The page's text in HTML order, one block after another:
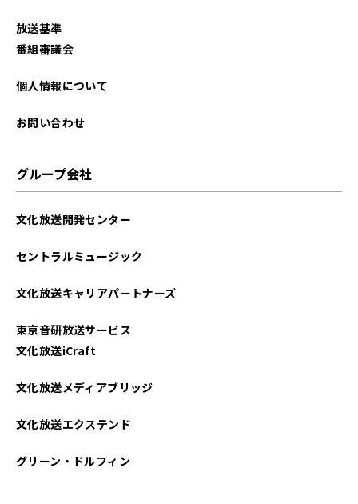
2023年11月
2023年08月
2023年02月
2023年01月
2022年12月
放送基準
番組審議会
個人情報について
お問い合わせ
グループ会社
文化放送開発センター
セントラルミュージック
文化放送キャリアパートナーズ
東京音研放送サービス
文化放送iCraft
文化放送メディアブリッジ
文化放送エクステンド
グリーン・ドルフィン